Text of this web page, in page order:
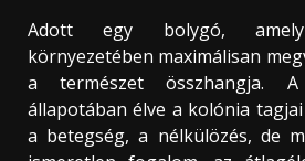
Adott egy bolygó,
környezetében maximálisan
a természet összhangja.
állapotában élve a kolónia
a betegség, a nélkülözés, de